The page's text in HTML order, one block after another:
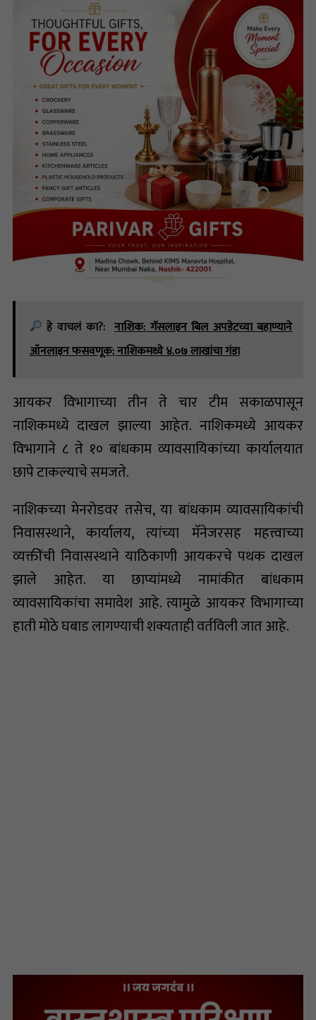
हे वाचलं का?: नाशिक: गॅसलाइन बिल अपडेटच्या बहाण्याने
ऑनलाइन फसवणूक; नाशिकमध्ये ४.०७ लाखांचा गंडा
आयकर विभागाच्या तीन ते चार टीम सकाळपासून
नाशिकमध्ये दाखल झाल्या आहेत. नाशिकमध्ये आयकर
विभागाने ८ ते १० बांधकाम व्यावसायिकांच्या कार्यालयात
छापे टाकल्याचे समजते.
नाशिकच्या मेनरोडवर तसेच, या बांधकाम व्यावसायिकांची
निवासस्थाने, कार्यालय, त्यांच्या मॅनेजरसह महत्त्वाच्या
व्यक्तींची निवासस्थाने याठिकाणी आयकरचे पथक दाखल
झाले आहेत. या छाप्यांमध्ये नामांकीत बांधकाम
व्यावसायिकांचा समावेश आहे. त्यामुळे आयकर विभागाच्या
हाती मोठे घबाड लागण्याची शक्यताही वर्तविली जात आहे.